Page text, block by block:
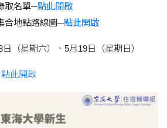
取名單─點此開啟
合地點路線圖─點此開啟
（星期六）、5月19日（星期日）
點此開啟